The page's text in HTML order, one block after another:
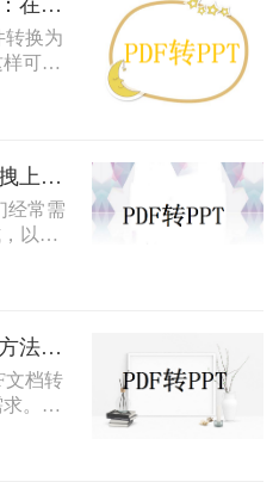
PDF转化为PPT的4种路径：在线、客户端、插件和手动各有什么区别！
转换为
可以
如何
常见的
PDF转PPT操作5法：从拖拽上传到批量转换的完整步骤！
经常需
以便
怎
种将
PDF文档转PPT：2种实用方法的关键参数和输出对比！
文档转
。
定性
我们